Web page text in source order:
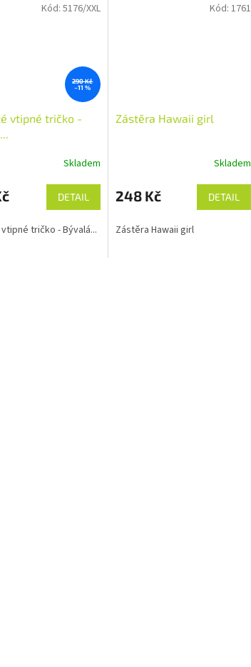
290 Kč
–11 %
vtipné tričko -
Skladem
DETAIL
tričko - Bývalá...
Kód: 5176/XXL
Zástěra Hawaii girl
Skladem
248 Kč DETAIL
Zástěra Hawaii girl
Kód: 1761